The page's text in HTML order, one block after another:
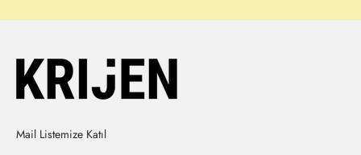
Mail Listemize Katıl